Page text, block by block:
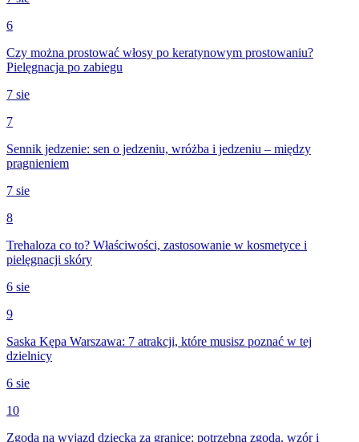
6
Czy można prostować włosy po keratynowym prostowaniu?
Pielęgnacja po zabiegu
7 sie
7
Sennik jedzenie: sen o jedzeniu, wróżba i jedzeniu – między
pragnieniem
7 sie
8
Trehaloza co to? Właściwości, zastosowanie w kosmetyce i
pielęgnacji skóry
6 sie
9
Saska Kępa Warszawa: 7 atrakcji, które musisz poznać w tej
dzielnicy
6 sie
10
Zgoda na wyjazd dziecka za granicę: potrzebna zgoda, wzór i